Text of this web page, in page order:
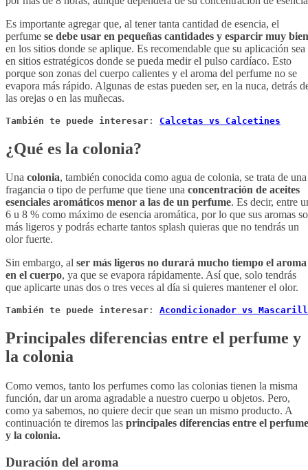
Es importante agregar que, al tener tanta cantidad de esencia, el
perfume se debe usar en pequeñas cantidades y esparcir muy bien
en los sitios donde se aplique. Es recomendable que su aplicación sea
en sitios estratégicos donde se pueda medir el pulso cardíaco. Esto
porque son zonas del cuerpo calientes y el aroma del perfume no se
evapora más rápido. Algunas de estas pueden ser, en la nuca, detrás
las orejas o en las muñecas.
También te puede interesar : Calcetas vs Calcetines
¿Qué es la colonia?
Una colonia, también conocida como agua de colonia, se trata de una
fragancia o tipo de perfume que tiene una concentración de aceites
esenciales aromáticos menor a las de un perfume. Es decir, entre
6 u 8 % como máximo de esencia aromática, por lo que sus aromas
más ligeros y podrás echarte tantos splash quieras que no tendrás un
olor fuerte.
Sin embargo, al ser más ligeros no durará mucho tiempo el aroma
en el cuerpo, ya que se evapora rápidamente. Así que, solo tendrás
que aplicarte unas dos o tres veces al día si quieres mantener el olor.
También te puede interesar : Acondicionador vs
Principales diferencias entre el perfume y
la colonia
Como vemos, tanto los perfumes como las colonias tienen la misma
función, dar un aroma agradable a nuestro cuerpo u objetos. Pero,
como ya sabemos, no quiere decir que sean un mismo producto. A
continuación te diremos las principales diferencias entre el perfume
y la colonia.
Duración del aroma